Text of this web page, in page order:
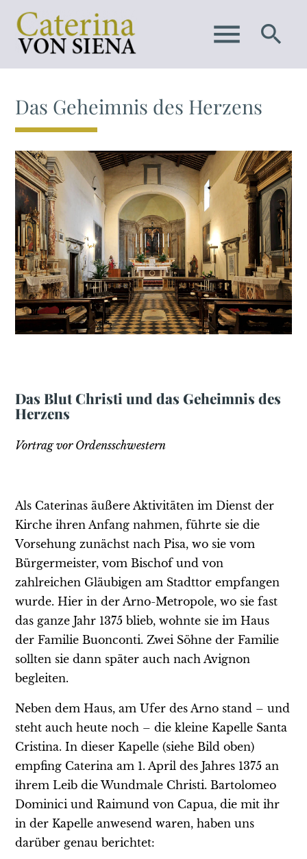
menu search
Suchbegriffe SUCHEN
Das Geheimnis des Herzens
Das Blut Christi und das Geheimnis des
Herzens
Vortrag vor Ordensschwestern
Als Caterinas äußere Aktivitäten im Dienst der
Kirche ihren Anfang nahmen, führte sie die
Vorsehung zunächst nach Pisa, wo sie vom
Bürgermeister, vom Bischof und von
zahlreichen Gläubigen am Stadttor empfangen
wurde. Hier in der Arno-Metropole, wo sie fast
das ganze Jahr 1375 blieb, wohnte sie im Haus
der Familie Buonconti. Zwei Söhne der Familie
sollten sie dann später auch nach Avignon
begleiten.
Neben dem Haus, am Ufer des Arno stand – und
steht auch heute noch – die kleine Kapelle Santa
Cristina. In dieser Kapelle (siehe Bild oben)
empfing Caterina am 1. April des Jahres 1375 an
ihrem Leib die Wundmale Christi. Bartolomeo
Dominici und Raimund von Capua, die mit ihr
in der Kapelle anwesend waren, haben uns
darüber genau berichtet: